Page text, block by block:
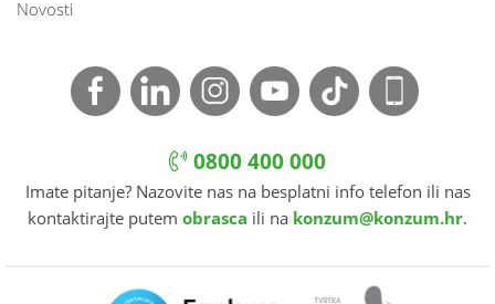
Novosti
0800 400 000
Imate pitanje? Nazovite nas na besplatni info telefon ili nas
kontaktirajte putem obrasca ili na konzum@konzum.hr.